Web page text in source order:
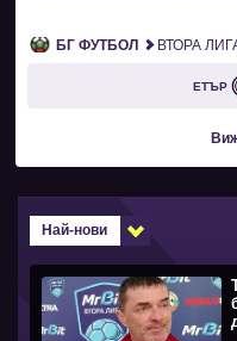
БГ ФУТБОЛ ВТОРА
ЕТЪР
Най-нови